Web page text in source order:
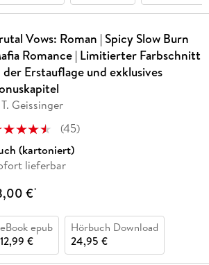
Vows: Roman | Spicy Slow Burn
Romance | Limitierter Farbschnitt
der Erstauflage und exklusives
Geissinger
(45)
(kartoniert)
lieferbar
€*
eBook epub
12,99 €
Hörbuch Download
24,95 €